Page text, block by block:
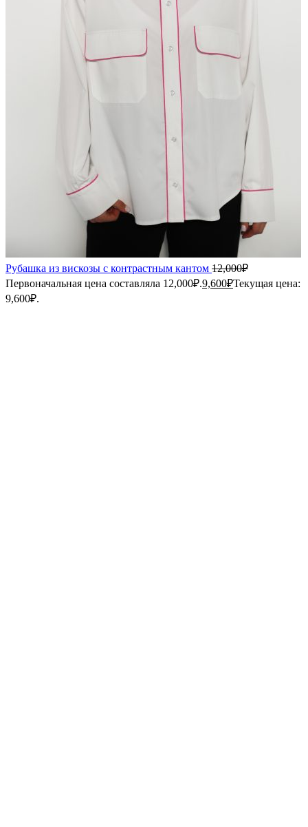
Рубашка из вискозы с контрастным кантом 12,000₽
Первоначальная цена составляла 12,000₽.9,600₽Текущая цена:
9,600₽.